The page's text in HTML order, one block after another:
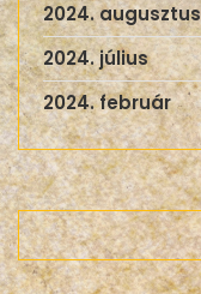
2024. augusztus
2024. július
2024. február